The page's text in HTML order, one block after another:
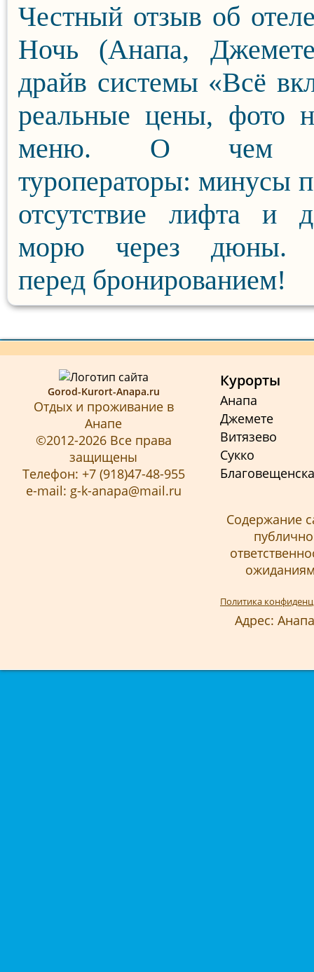
Честный отзыв об
Ночь (Анапа,
драйв системы «Всё
реальные цены, фото
меню. О чем
туроператоры: минусы
отсутствие лифта и
морю через дюны.
перед бронированием!
Gorod-Kurort-Anapa.ru
Отдых и проживание в
Анапе
©2012-2026 Все права
защищены
Телефон: +7 (918)47-48-955
e-mail: g-k-anapa@mail.ru
Курорты
Анапа
Джемете
Витязево
Сукко
Содержание
Политика
Адрес: